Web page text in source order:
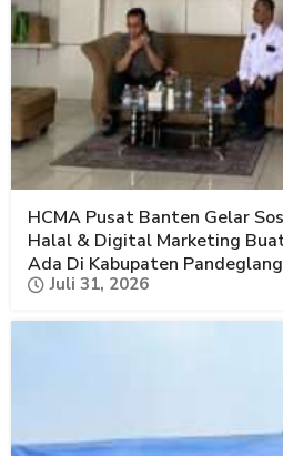
HCMA Pusat Banten Gelar
Halal & Digital Marketing
Ada Di Kabupaten Pandeglang
Juli 31, 2026